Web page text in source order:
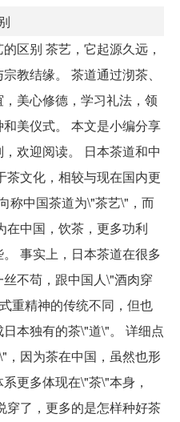
区别 茶艺，它起源久远，
教结缘。 茶道通过沏茶、
美心修德，学习礼法，领
美仪式。 本文是小编分享
欢迎阅读。 日本茶道和中
茶文化，相较与现在国内更
称中国茶道为\"茶艺\"，而
在中国，饮茶，更多功利
事实上，日本茶道在很多
不苟，跟中国人\"酒肉穿
重精神的传统不同，但也
本独有的茶\"道\"。 详细点
，因为茶在中国，虽然也形
更多体现在\"茶\"本身，
穿了，更多的是怎样种好茶